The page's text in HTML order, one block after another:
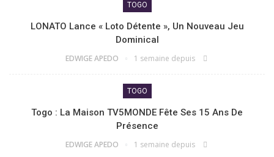
TOGO
LONATO Lance « Loto Détente », Un Nouveau Jeu
Dominical
EDWIGE APEDO 1 semaine depuis
TOGO
Togo : La Maison TV5MONDE Fête Ses 15 Ans De
Présence
EDWIGE APEDO 1 semaine depuis